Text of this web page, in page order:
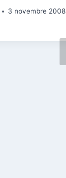
3 novembre 2008